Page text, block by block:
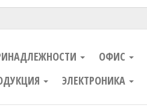
ОФИС
ЭЛЕКТРОНИКА